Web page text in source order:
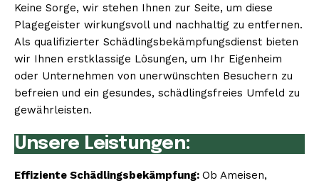
Keine Sorge, wir stehen Ihnen zur Seite, um diese
Plagegeister wirkungsvoll und nachhaltig zu entfernen.
Als qualifizierter Schädlingsbekämpfungsdienst bieten
wir Ihnen erstklassige Lösungen, um Ihr Eigenheim
oder Unternehmen von unerwünschten Besuchern zu
befreien und ein gesundes, schädlingsfreies Umfeld zu
gewährleisten.
Unsere Leistungen:
Effiziente Schädlingsbekämpfung: Ob Ameisen,